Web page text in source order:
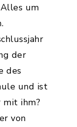
um
der
des
und ist
mit ihm?
von